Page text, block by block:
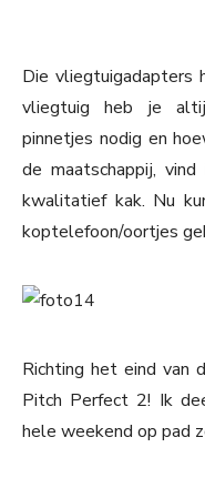
Die vliegtuigadapters
vliegtuig heb je
pinnetjes nodig en
de maatschappij,
kwalitatief kak. Nu
koptelefoon/oortjes
Richting het eind van
Pitch Perfect 2! Ik
hele weekend op pad